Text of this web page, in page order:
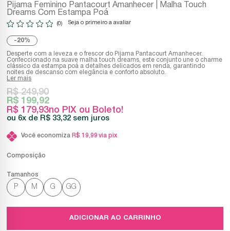
Pijama Feminino Pantacourt Amanhecer | Malha Touch
Dreams Com Estampa Poá
(0) Seja o primeiro a avaliar
20%
Desperte com a leveza e o frescor do Pijama Pantacourt Amanhecer.
Confeccionado na suave malha touch dreams, este conjunto une o charme
clássico da estampa poá a detalhes delicados em renda, garantindo
noites de descanso com elegância e conforto absoluto.
Ler mais
R$ 179,93no PIX ou Boleto!
R$ 249,90
R$ 199,92
6x R$ 33,32 sem juros
Você economiza R$ 19,99 via pix
Composição
P M G GG
ADICIONAR AO CARRINHO